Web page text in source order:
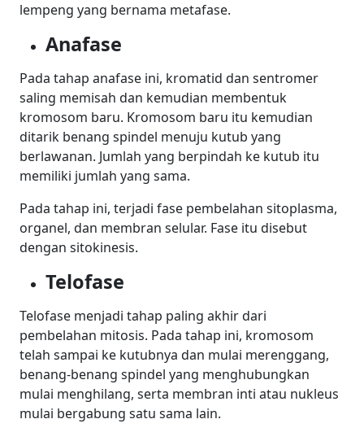
lempeng yang bernama metafase.
Anafase
Pada tahap anafase ini, kromatid dan sentromer
saling memisah dan kemudian membentuk
kromosom baru. Kromosom baru itu kemudian
ditarik benang spindel menuju kutub yang
berlawanan. Jumlah yang berpindah ke kutub itu
memiliki jumlah yang sama.
Pada tahap ini, terjadi fase pembelahan sitoplasma,
organel, dan membran selular. Fase itu disebut
dengan sitokinesis.
Telofase
Telofase menjadi tahap paling akhir dari
pembelahan mitosis. Pada tahap ini, kromosom
telah sampai ke kutubnya dan mulai merenggang,
benang-benang spindel yang menghubungkan
mulai menghilang, serta membran inti atau nukleus
mulai bergabung satu sama lain.